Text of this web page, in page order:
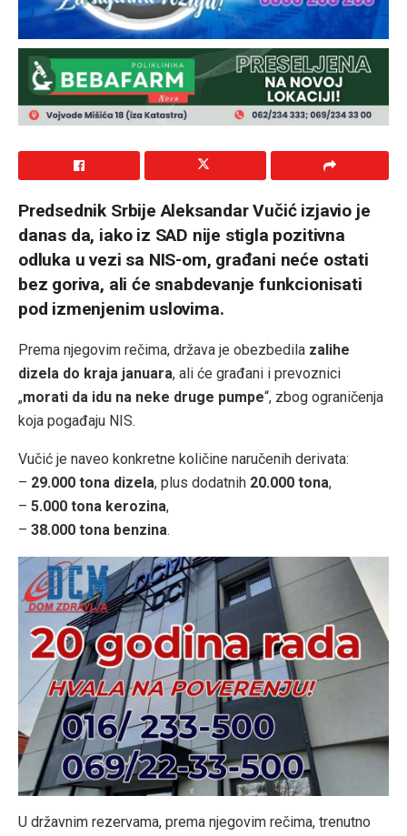
Predsednik Srbije Aleksandar Vučić izjavio je
danas da, iako iz SAD nije stigla pozitivna
odluka u vezi sa NIS-om, građani neće ostati
bez goriva, ali će snabdevanje funkcionisati
pod izmenjenim uslovima.
Prema njegovim rečima, država je obezbedila zalihe
dizela do kraja januara, ali će građani i prevoznici
„morati da idu na neke druge pumpe“, zbog ograničenja
koja pogađaju NIS.
Vučić je naveo konkretne količine naručenih derivata:
– 29.000 tona dizela, plus dodatnih 20.000 tona,
– 5.000 tona kerozina,
– 38.000 tona benzina.
U državnim rezervama, prema njegovim rečima, trenutno